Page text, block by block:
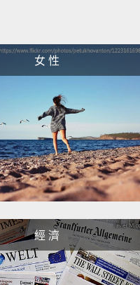
And Charles
of habit
Charles 表示，
腦特有的。
And what it will
associates with
over time, that
more and
your brain
together. And
女 性
經 濟